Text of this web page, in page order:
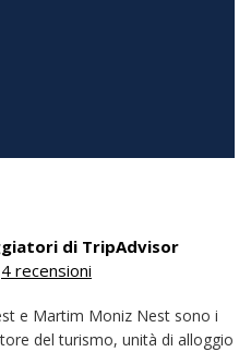
di TripAdvisor
4 recensioni
e Martim Moniz Nest sono i
del turismo, unità di alloggio